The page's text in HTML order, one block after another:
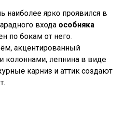
наиболее ярко проявился в
входа особняка
по бокам от него.
акцентированный
лепнина в виде
карниз и аттик создают